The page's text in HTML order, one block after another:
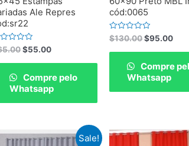
Ale Repres
$55.00
Compre pelo
Whatsapp
cód:0065
Rated
0
out
$130.00 $95.00
Compre
Whatsapp
Sale!